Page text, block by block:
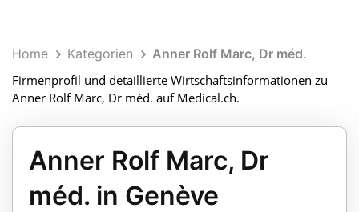
Home Kategorien
Anner Rolf Marc, Dr méd.
Firmenprofil und detaillierte Wirtschaftsinformationen zu
Anner Rolf Marc, Dr méd. auf Medical.ch.
Anner Rolf Marc, Dr
méd. in Genève